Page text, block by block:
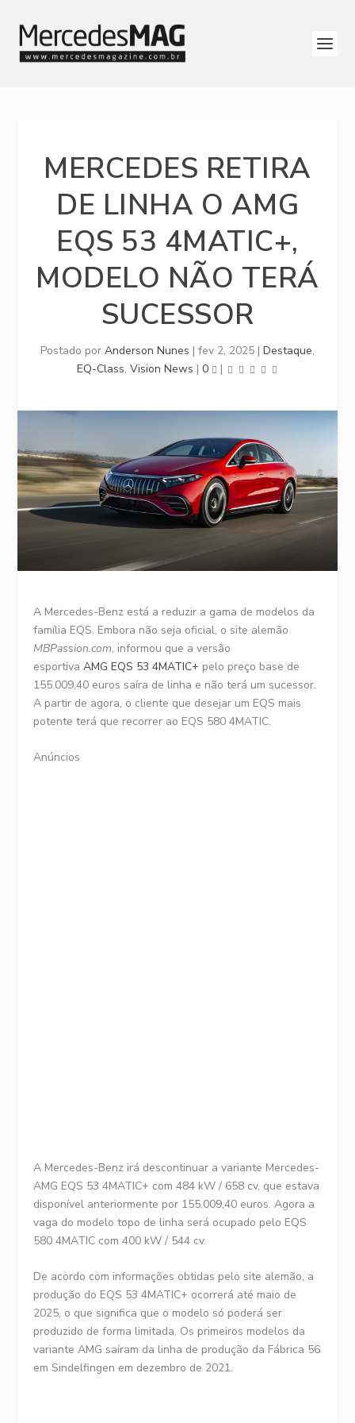
MERCEDES RETIRA
DE LINHA O AMG
EQS 53 4MATIC+,
MODELO NÃO TERÁ
SUCESSOR
Postado por Anderson Nunes | fev 2, 2025 | Destaque,
EQ-Class, Vision News | 0 |
A Mercedes-Benz está a reduzir a gama de modelos da
família EQS. Embora não seja oficial, o site alemão
MBPassion.com, informou que a versão
esportivaAMG EQS 53 4MATIC+ pelo preço base de
155.009,40 euros saíra de linha e não terá um sucessor.
A partir de agora, o cliente que desejar um EQS mais
potente terá que recorrer ao EQS 580 4MATIC.
Anúncios
A Mercedes-Benz irá descontinuar a variante Mercedes-
AMG EQS 53 4MATIC+ com 484 kW / 658 cv, que estava
disponível anteriormente por 155.009,40 euros. Agora a
vaga do modelo topo de linha será ocupado pelo EQS
580 4MATIC com 400 kW / 544 cv.
De acordo com informações obtidas pelo site alemão, a
produção do EQS 53 4MATIC+ ocorrerá até maio de
2025, o que significa que o modelo só poderá ser
produzido de forma limitada. Os primeiros modelos da
variante AMG saíram da linha de produção da Fábrica 56
em Sindelfingen em dezembro de 2021.